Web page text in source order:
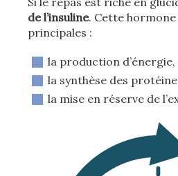
de l’insuline. Cette
principales :
la production d’énergie,
la synthèse des
la mise en réserve de